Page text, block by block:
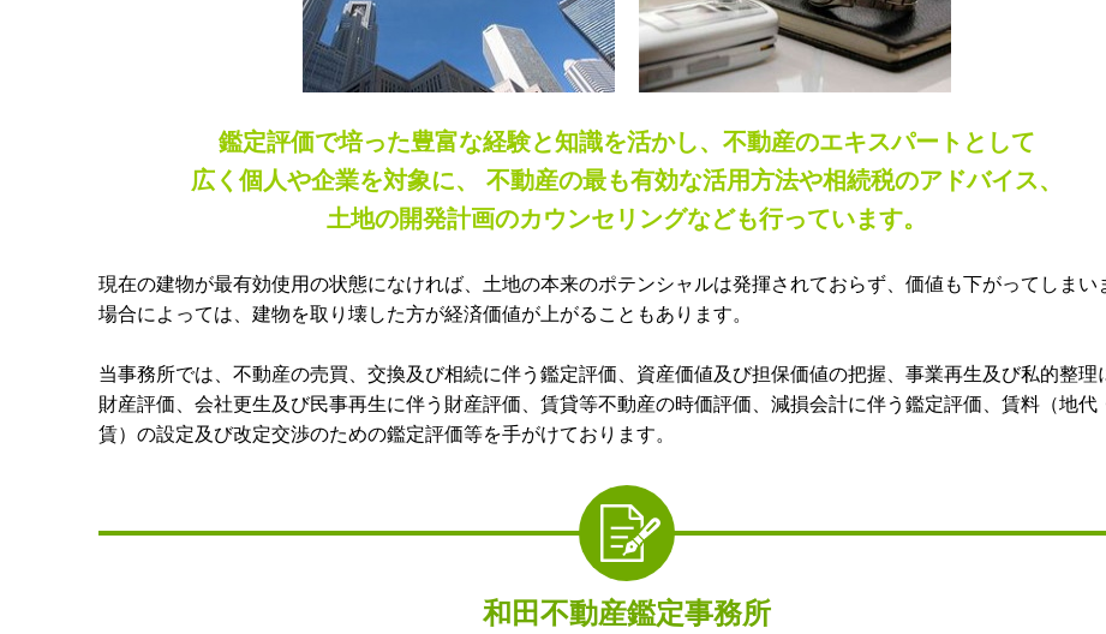
鑑定評価で培った豊富な経験と知識を活かし、不動産のエキスパートとして
広く個人や企業を対象に、 不動産の最も有効な活用方法や相続税のアドバイス、
土地の開発計画のカウンセリングなども行っています。
現在の建物が最有効使用の状態になければ、土地の本来のポテンシャルは発揮されておらず、価値も下がってしまい
場合によっては、建物を取り壊した方が経済価値が上がることもあります。
当事務所では、不動産の売買、交換及び相続に伴う鑑定評価、資産価値及び担保価値の把握、事業再生及び私的整理
財産評価、会社更生及び民事再生に伴う財産評価、賃貸等不動産の時価評価、減損会計に伴う鑑定評価、賃料（地代
賃）の設定及び改定交渉のための鑑定評価等を手がけております。
和田不動産鑑定事務所